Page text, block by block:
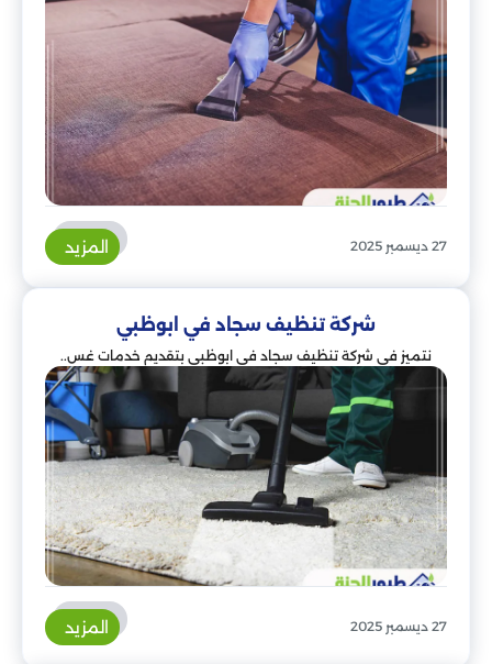
27 ديسمبر 2025 المزيد
شركة تنظيف سجاد في ابوظبي
نتميز في شركة تنظيف سجاد في ابوظبي بتقديم خدمات غس..
27 ديسمبر 2025 المزيد